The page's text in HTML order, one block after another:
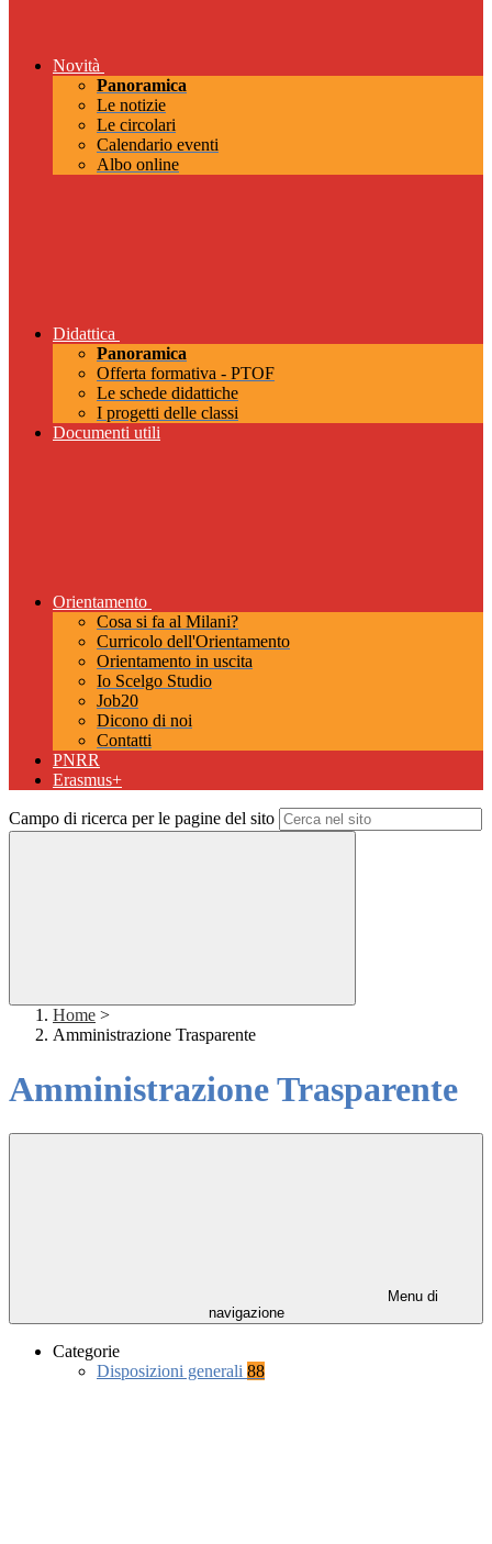
Novità
Panoramica
Le notizie
Le circolari
Calendario eventi
Albo online
Didattica
Panoramica
Offerta formativa - PTOF
Le schede didattiche
I progetti delle classi
Documenti utili
Orientamento
Cosa si fa al Milani?
Curricolo dell'Orientamento
Orientamento in uscita
Io Scelgo Studio
Job20
Dicono di noi
Contatti
PNRR
Erasmus+
Campo di ricerca per le pagine del sito
Home >
Amministrazione Trasparente
Amministrazione Trasparente
Menu di
navigazione
Categorie
Disposizioni generali 88